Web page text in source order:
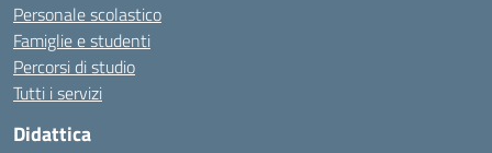
Personale scolastico
Famiglie e studenti
Percorsi di studio
Tutti i servizi
Didattica